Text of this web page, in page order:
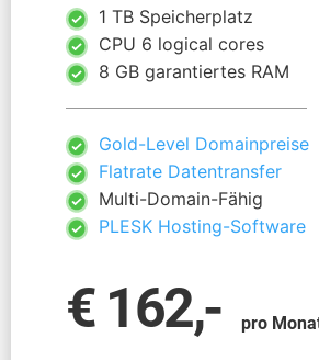
1 TB Speicherplatz
CPU 6 logical cores
8 GB garantiertes RAM
Gold-Level Domainpreise
Flatrate Datentransfer
Multi-Domain-Fähig
PLESK Hosting-Software
€ 162,- pro